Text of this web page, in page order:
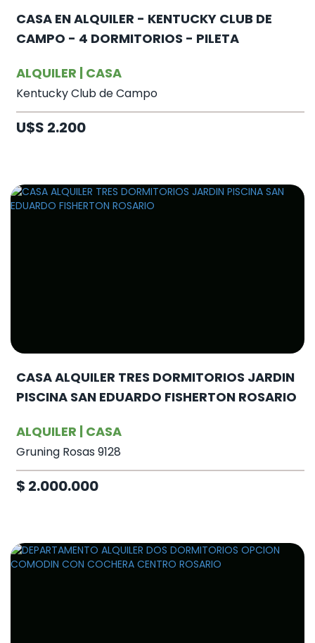
CASA EN ALQUILER - KENTUCKY CLUB DE
CAMPO - 4 DORMITORIOS - PILETA
ALQUILER | CASA
Kentucky Club de Campo
U$S 2.200
CASA ALQUILER TRES DORMITORIOS JARDIN
PISCINA SAN EDUARDO FISHERTON ROSARIO
ALQUILER | CASA
Gruning Rosas 9128
$ 2.000.000